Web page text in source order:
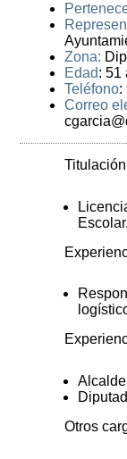
Zona:
Edad: 51
Teléfono:
Correo
Escolar.
Otros